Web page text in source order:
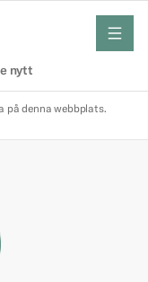
nytt
meny
på denna webbplats.